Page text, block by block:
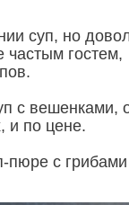
суп, но
гостем,
с вешенками,
и по цене.
пюре с грибами